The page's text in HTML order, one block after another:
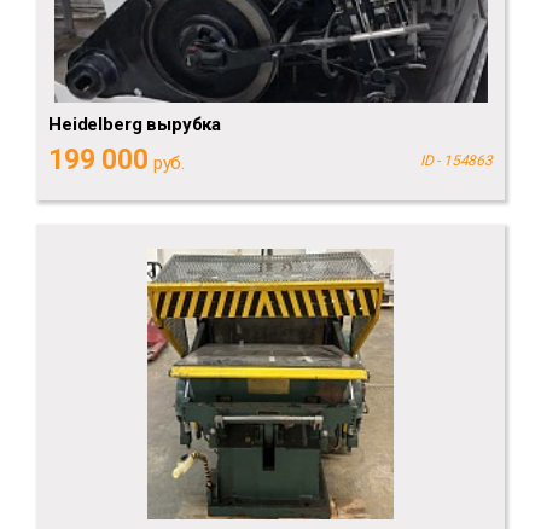
Heidelberg вырубка
199 000 руб. ID - 154863